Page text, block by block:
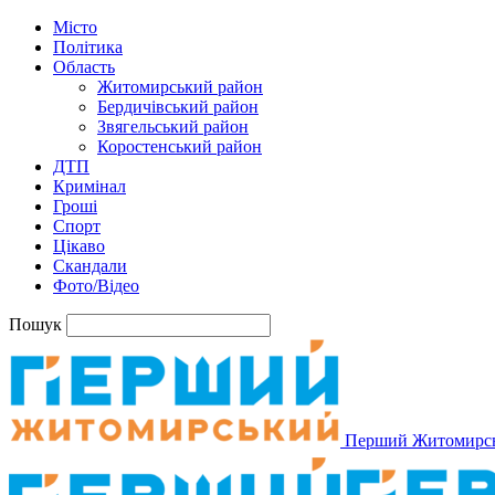
Місто
Політика
Область
Житомирський район
Бердичівський район
Звягельський район
Коростенський район
ДТП
Кримінал
Гроші
Спорт
Цікаво
Скандали
Фото/Відео
Пошук
Перший